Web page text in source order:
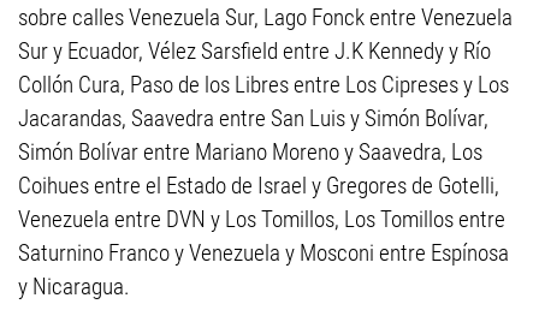
sobre calles Venezuela Sur, Lago Fonck entre Venezuela
Sur y Ecuador, Vélez Sarsfield entre J.K Kennedy y Río
Collón Cura, Paso de los Libres entre Los Cipreses y Los
Jacarandas, Saavedra entre San Luis y Simón Bolívar,
Simón Bolívar entre Mariano Moreno y Saavedra, Los
Coihues entre el Estado de Israel y Gregores de Gotelli,
Venezuela entre DVN y Los Tomillos, Los Tomillos entre
Saturnino Franco y Venezuela y Mosconi entre Espínosa
y Nicaragua.